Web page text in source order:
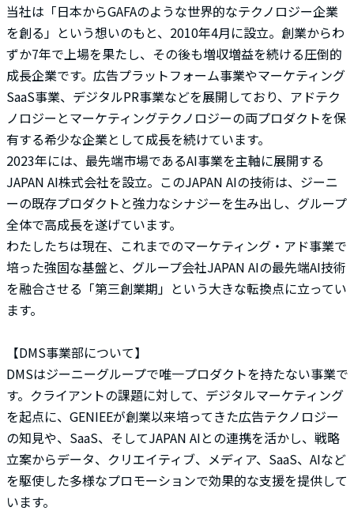
当社は「日本からGAFAのような世界的なテクノロジー企業
を創る」という想いのもと、2010年4月に設立。創業からわ
ずか7年で上場を果たし、その後も増収増益を続ける圧倒的
成長企業です。広告プラットフォーム事業やマーケティング
SaaS事業、デジタルPR事業などを展開しており、アドテク
ノロジーとマーケティングテクノロジーの両プロダクトを保
有する希少な企業として成長を続けています。
2023年には、最先端市場であるAI事業を主軸に展開する
JAPAN AI株式会社を設立。このJAPAN AIの技術は、ジーニ
ーの既存プロダクトと強力なシナジーを生み出し、グループ
全体で高成長を遂げています。
わたしたちは現在、これまでのマーケティング・アド事業で
培った強固な基盤と、グループ会社JAPAN AIの最先端AI技術
を融合させる「第三創業期」という大きな転換点に立ってい
ます。
【DMS事業部について】
DMSはジーニーグループで唯一プロダクトを持たない事業で
す。クライアントの課題に対して、デジタルマーケティング
を起点に、GENIEEが創業以来培ってきた広告テクノロジー
の知見や、SaaS、そしてJAPAN AIとの連携を活かし、戦略
立案からデータ、クリエイティブ、メディア、SaaS、AIなど
を駆使した多様なプロモーションで効果的な支援を提供して
います。